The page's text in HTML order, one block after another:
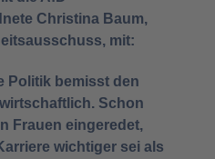
Christina Baum,
mit:
Politik bemisst den
Schon
Frauen eingeredet,
wichtiger sei als